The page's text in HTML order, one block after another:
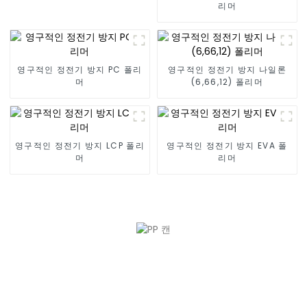
리머
영구적인 정전기 방지 PC 폴리
머
영구적인 정전기 방지 나일론
(6,66,12) 폴리머
영구적인 정전기 방지 LCP 폴리
머
영구적인 정전기 방지 EVA 폴
리머